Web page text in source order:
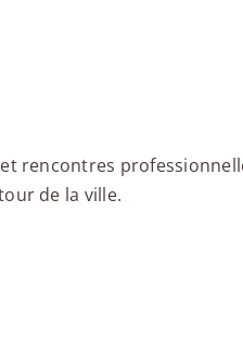
rencontres
de la ville.